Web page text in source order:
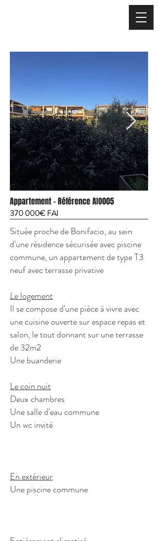
Appartement - Référence AIO005
370 000€ FAI
Située proche de Bonifacio, au sein
d'une résidence sécurisée avec piscine
commune, un appartement de type T3
neuf avec terrasse privative
Le logement
Il se compose d'une pièce à vivre avec
une cuisine ouverte sur espace repas et
salon, le tout donnant sur une terrasse
de 32m2
Une buanderie
Le coin nuit
Deux chambres
Une salle d'eau commune
Un wc invité
En extérieur
Une piscine commune